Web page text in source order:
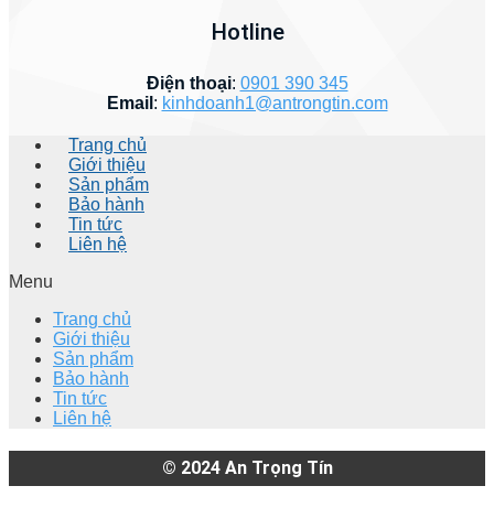
Hotline
Điện thoại: 0901 390 345
Email : kinhdoanh1@antrongtin.com
Trang chủ
Giới thiệu
Sản phẩm
Bảo hành
Tin tức
Liên hệ
Menu
Trang chủ
Giới thiệu
Sản phẩm
Bảo hành
Tin tức
Liên hệ
© 2024 An Trọng Tín